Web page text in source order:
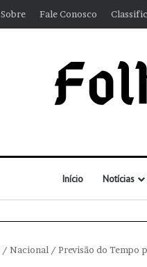
Sobre Fale Conosco
Início Notícias
/ Nacional / Previsão do Tempo